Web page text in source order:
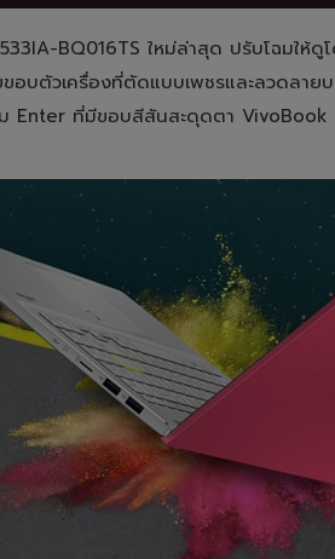
BQ016TS ใหม่ล่าสุด ปรับโฉมให้
อบตัวเครื่องที่ตัดแบบเพชรและลวดลา
Enter ที่มีขอบสีสันสะดุดตา VivoBook